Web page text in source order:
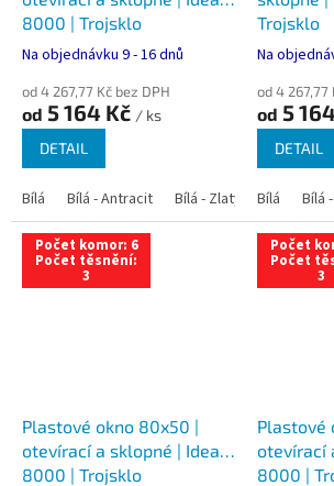
8000 | Trojsklo
Na objednávku 9 - 16 dnů
od 4 267,77 Kč bez DPH
od 5 164 Kč / ks
DETAIL
Bílá Bílá - Antracit Bílá - Zlatý dub Bílá -
Trojsklo
Na
od 4 267,77
od 5
DETAIL
Bílá Bílá
Počet komor: 6
Počet těsnění:
3
Plastové okno 80x50 |
otevírací a sklopné | Ideal
8000 | Trojsklo
Počet
Počet
3
Plastové
otevírací
8000 |